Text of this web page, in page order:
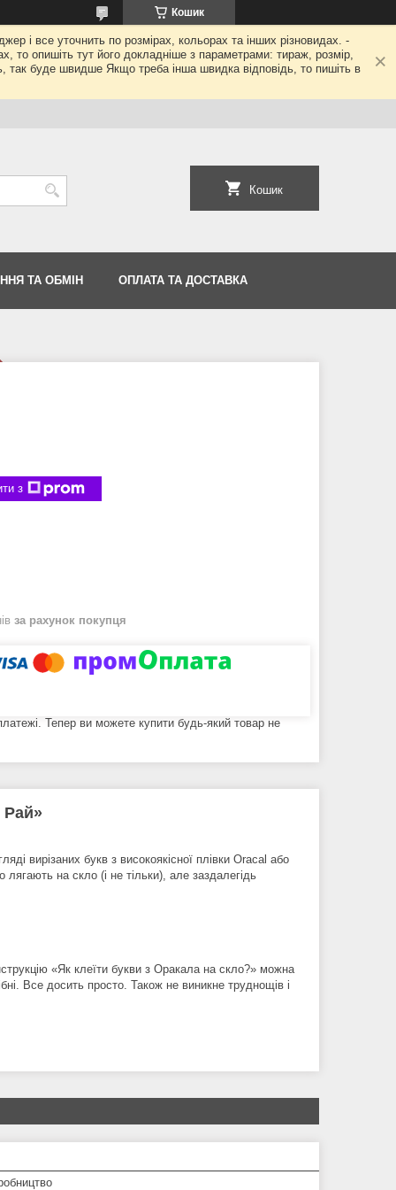
Кошик
і все уточнить по розмірах, кольорах та інших різновидах. -
то опишіть тут його докладніше з параметрами: тираж, розмір,
буде швидше Якщо треба інша швидка відповідь, то пишіть в
Кошик
ТА ОБМІН ОПЛАТА ТА ДОСТАВКА
з
за рахунок покупця
Тепер ви можете купити будь-який товар не
Рай»
вирізаних букв з високоякісної плівки Oracal або
лягають на скло (і не тільки), але заздалегідь
«Як клеїти букви з Оракала на скло?» можна
Все досить просто. Також не виникне труднощів і